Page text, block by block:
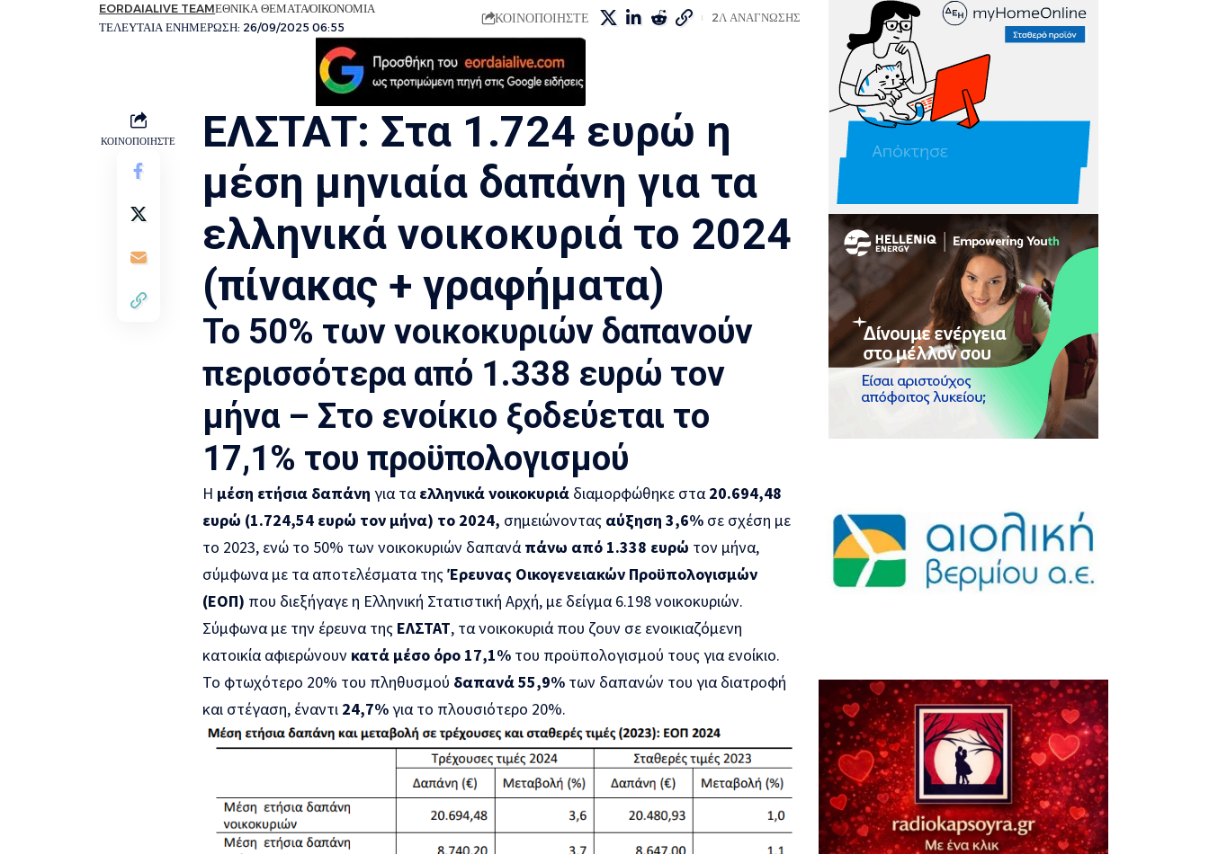
ΤΕΛΕΥΤΑΙΑ ΕΝΗΜΕΡΩΣΗ: 26/09/2025 06:55
EORDAIALIVE TEAMΕΘΝΙΚΑ ΘΕΜΑΤΑΟΙΚΟΝΟΜΙΑ
ΚΟΙΝΟΠΟΙΗΣΤΕ 2Λ ΑΝΑΓΝΩΣΗΣ
ΚΟΙΝΟΠΟΙΗΣΤΕ
ΕΛΣΤΑΤ: Στα 1.724 ευρώ η
μέση μηνιαία δαπάνη για τα
ελληνικά νοικοκυριά το 2024
(πίνακας + γραφήματα)
Το 50% των νοικοκυριών δαπανούν
περισσότερα από 1.338 ευρώ τον
μήνα – Στο ενοίκιο ξοδεύεται το
17,1% του προϋπολογισμού
Η μέση ετήσια δαπάνη για ταελληνικά νοικοκυριά διαμορφώθηκε στα20.694,48
ευρώ (1.724,54 ευρώ τον μήνα) το 2024, σημειώνοντας αύξηση 3,6% σε σχέση με
το 2023, ενώ το 50% των νοικοκυριών δαπανάπάνω από 1.338 ευρώ τον μήνα,
σύμφωνα με τα αποτελέσματα τηςΈρευνας Οικογενειακών Προϋπολογισμών
(ΕΟΠ) που διεξήγαγε η Ελληνική Στατιστική Αρχή, με δείγμα 6.198 νοικοκυριών.
Σύμφωνα με την έρευνα της ΕΛΣΤΑΤ, τα νοικοκυριά που ζουν σε ενοικιαζόμενη
κατοικία αφιερώνουν κατά μέσο όρο 17,1% του προϋπολογισμού τους για ενοίκιο.
Το φτωχότερο 20% του πληθυσμού δαπανά 55,9% των δαπανών του για διατροφή
και στέγαση, έναντι 24,7%για το πλουσιότερο 20%.